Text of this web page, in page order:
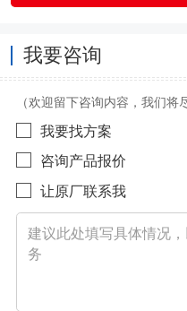
我要咨询
（欢迎留下咨询内容，我们将
我要找方案
咨询产品报价
让原厂联系我